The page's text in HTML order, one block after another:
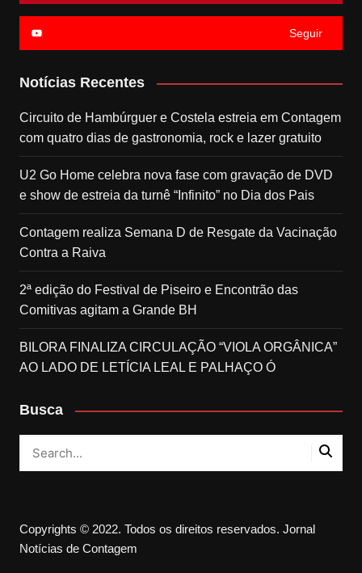
Seguir
Notícias Recentes
Circuito de Hambúrguer e Costela estreia em Contagem
com quatro dias de gastronomia, rock e lazer gratuito
U2 Go Home celebra nova fase com gravação de DVD
e show de estreia da turnê “Infinito” no Dia dos Pais
Contagem realiza Semana D de Resgate da Vacinação
Contra a Raiva
2ª edição do Festival de Piseiro e Encontrão das
Comitivas agitam a Grande BH
BILORA FINALIZA CIRCULAÇÃO “VIOLA ORGÂNICA”
AO LADO DE LETÍCIA LEAL E PALHAÇO Ó
Busca
Copyrights © 2022. Todos os direitos reservados. Jornal
Notícias de Contagem